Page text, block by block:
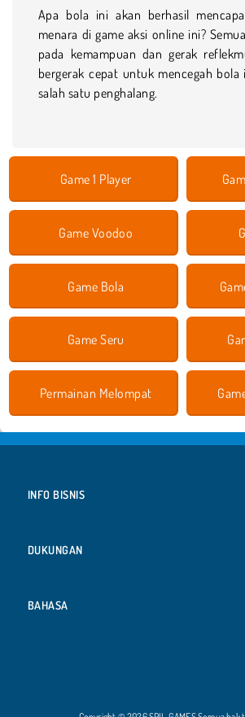
Apa bola ini akan berhasil
menara di game aksi online ini?
pada kemampuan dan gerak
bergerak cepat untuk mencegah
salah satu penghalang.
Game 1 Player
Game Voodoo
Game Bola
Game Seru
Permainan Melompat
INFO BISNIS
DUKUNGAN
BAHASA